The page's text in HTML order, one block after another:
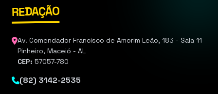
REDAÇÃO
Av. Comendador Francisco de Amorim Leão, 183 - Sala 11
Pinheiro, Maceió - AL
CEP: 57057-780
(82) 3142-2535